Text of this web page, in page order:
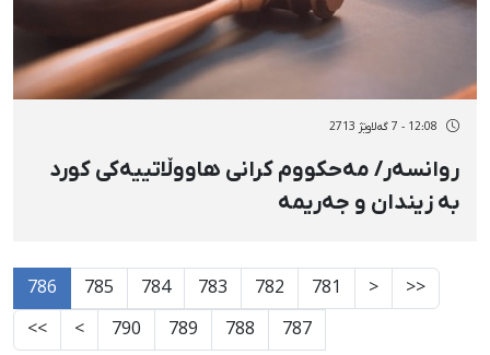
12:08 - 7 گەلاوێژ 2713
روانسەر/ مەحکووم کرانی هاووڵاتییەکی کورد
بە زیندان و جەریمە
<<
<
781
782
783
784
785
786
787
788
789
790
>
>>